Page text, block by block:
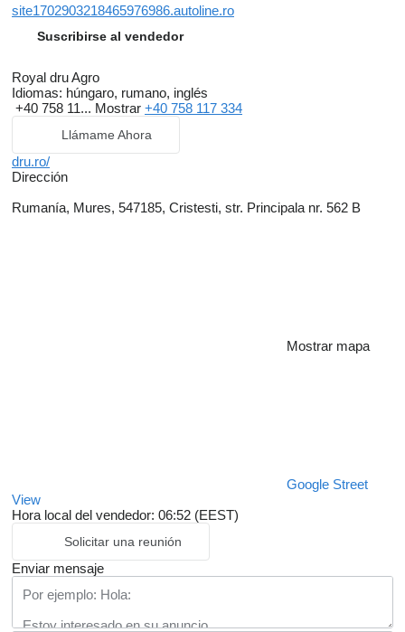
site1702903218465976986.autoline.ro
Suscribirse al vendedor
Royal dru Agro
Idiomas: húngaro, rumano, inglés
+40 758 11... Mostrar +40 758 117 334
Llámame Ahora
dru.ro/
Dirección
Rumanía, Mures, 547185, Cristesti, str. Principala nr. 562 B
Mostrar mapa
Google Street
View
Hora local del vendedor: 06:52 (EEST)
Solicitar una reunión
Enviar mensaje